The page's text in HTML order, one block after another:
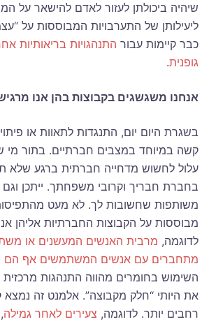
שיהיה ביכולתן לעזור לאדם להישאר על
ליעילותן של התערבויות המבוססות על
כבר קיימות עבור התנהגויות בריאותיות
גופנית.
אנחנו משגשגים בקבוצות בהן אנו
בשגרת היום יום, התנגדות לתאוות או
קשה במיוחד במצבים חברתיים. בתור מי
עלול לחשוש מדחייה חברתית ברגע שלא
בחברת חבריך וקרובי משפחתך. ייתכן
משותפות שחשובות לך. לא מעט
מבוססות על הקבוצות החברתיות אליהן
לדוגמה, מרבית האנשים המעשנים או
מתחברים עם אנשים המשתמשים אף הם
השימוש בחומרים מהווה התנהגות
את היותי “חלק מקבוצה”. אלמנט זה נמצא
רחבים יותר. לדוגמה, צעירים לאחר גמילה